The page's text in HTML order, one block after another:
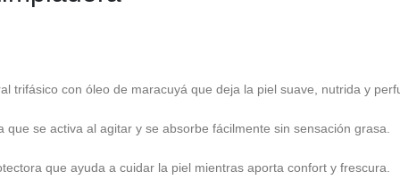
trifásico con óleo de maracuyá que deja la piel suave, nutrida y
que se activa al agitar y se absorbe fácilmente sin sensación grasa.
que ayuda a cuidar la piel mientras aporta confort y frescura.